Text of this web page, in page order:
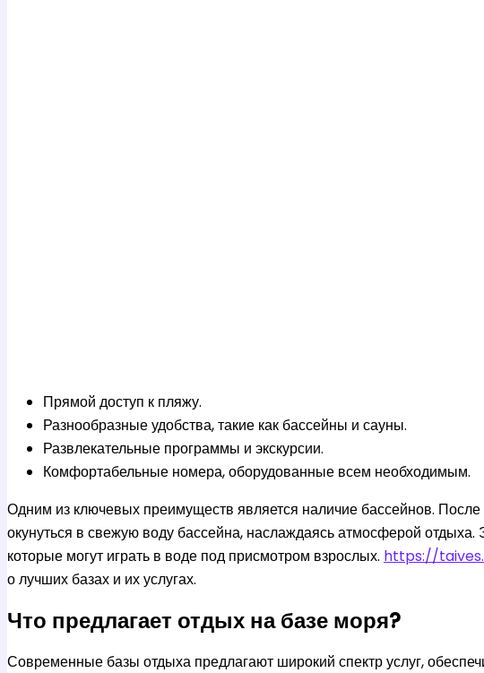
Прямой доступ к пляжу.
Разнообразные удобства, такие как бассейны и сауны.
Развлекательные программы и экскурсии.
Комфортабельные номера, оборудованные всем необходимым.
Одним из ключевых преимуществ является наличие бассейнов.
окунуться в свежую воду бассейна, наслаждаясь атмосферой
которые могут играть в воде под присмотром взрослых. https://
о лучших базах и их услугах.
Что предлагает отдых на базе моря?
Современные базы отдыха предлагают широкий спектр услуг,